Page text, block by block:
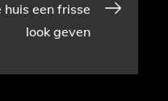
huis een frisse
look geven